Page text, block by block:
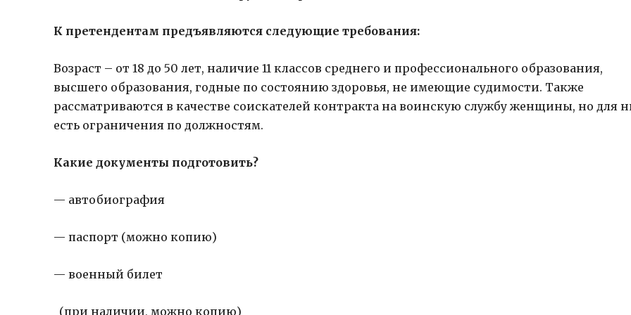
К претендентам предъявляются следующие требования:
Возраст – от 18 до 50 лет, наличие 11 классов среднего и профессионального образования,
высшего образования, годные по состоянию здоровья, не имеющие судимости. Также
рассматриваются в качестве соискателей контракта на воинскую службу женщины, но для
есть ограничения по должностям.
Какие документы подготовить?
— автобиография
— паспорт (можно копию)
— военный билет
(при наличии, можно копию)